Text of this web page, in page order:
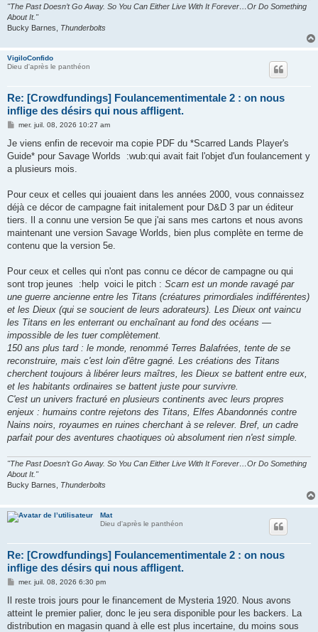
"The Past Doesn’t Go Away. So You Can Either Live With It Forever…Or Do Something
About It."
Bucky Barnes, Thunderbolts
VigiloConfido
Dieu d'après le panthéon
Re: [Crowdfundings] Foulancementimentale 2 : on nous
inflige des désirs qui nous affligent.
M
s
a
g
e
mer. juil. 08, 2026 10:27 am
Je viens enfin de recevoir ma copie PDF du *Scarred Lands Player's
Guide* pour Savage Worlds :wub:qui avait fait l'objet d'un foulancement y
a plusieurs mois.
Pour ceux et celles qui jouaient dans les années 2000, vous connaissez
déjà ce décor de campagne fait initalement pour D&D 3 par un éditeur
tiers. Il a connu une version 5e que j'ai sans mes cartons et nous avons
maintenant une version Savage Worlds, bien plus complète en terme de
contenu que la version 5e.
Pour ceux et celles qui n'ont pas connu ce décor de campagne ou qui
sont trop jeunes :help voici le pitch : Scarn est un monde ravagé par
une guerre ancienne entre les Titans (créatures primordiales indifférentes)
et les Dieux (qui se soucient de leurs adorateurs). Les Dieux ont vaincu
les Titans en les enterrant ou enchaînant au fond des océans —
impossible de les tuer complètement.
150 ans plus tard : le monde, renommé Terres Balafrées, tente de se
reconstruire, mais c'est loin d'être gagné. Les créations des Titans
cherchent toujours à libérer leurs maîtres, les Dieux se battent entre eux,
et les habitants ordinaires se battent juste pour survivre.
C'est un univers fracturé en plusieurs continents avec leurs propres
enjeux : humains contre rejetons des Titans, Elfes Abandonnés contre
Nains noirs, royaumes en ruines cherchant à se relever. Bref, un cadre
parfait pour des aventures chaotiques où absolument rien n'est simple.
"The Past Doesn’t Go Away. So You Can Either Live With It Forever…Or Do Something
About It."
Bucky Barnes, Thunderbolts
Mat
Dieu d'après le panthéon
Re: [Crowdfundings] Foulancementimentale 2 : on nous
inflige des désirs qui nous affligent.
M
s
a
g
mer. juil. 08, 2026 6:30 pm
Il reste trois jours pour le financement de Mysteria 1920. Nous avons
atteint le premier palier, donc le jeu sera disponible pour les backers. La
distribution en magasin quand à elle est plus incertaine, du moins sous